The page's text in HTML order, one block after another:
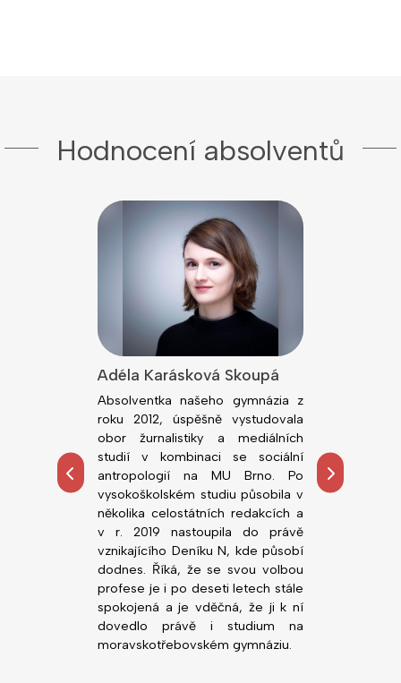
Hodnocení absolventů
zejména
prostor.
Adéla Karásková Skoupá
Absolventka našeho gymnázia z
roku 2012, úspěšně vystudovala
obor žurnalistiky a mediálních
studií v kombinaci se sociální
antropologií na MU Brno. Po
vysokoškolském studiu působila v
několika celostátních redakcích a
v r. 2019 nastoupila do právě
vznikajícího Deníku N, kde působí
dodnes. Říká, že se svou volbou
profese je i po deseti letech stále
spokojená a je vděčná, že ji k ní
dovedlo právě i studium na
moravskotřebovském gymnáziu.
Lékařské
Palackého.
působí